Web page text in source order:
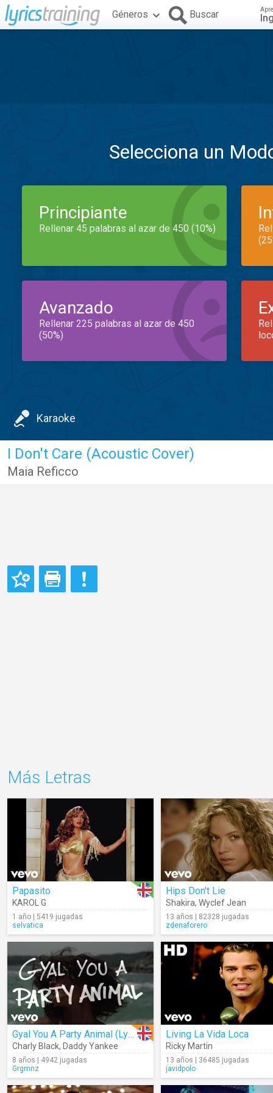
Géneros Buscar
Selecciona un
Principiante
Rellenar 45 palabras al azar de 450 (10%)
Avanzado
Rellenar 225 palabras al azar de 450
(50%)
Karaoke
I Don't Care (Acoustic Cover)
Maia Reficco
Más Letras
Papasito
KAROL G
1 año | 5419 jugadas
selvatica
Hips Don't Lie
Shakira, Wyclef Jean
13 años | 82328 jugadas
zdenaforero
Gyal You A Party Animal (Lyrics)
Charly Black, Daddy Yankee
8 años | 4942 jugadas
Grgmnz
Living La Vida Loca
Ricky Martin
13 años | 36485 jugadas
javidpolo